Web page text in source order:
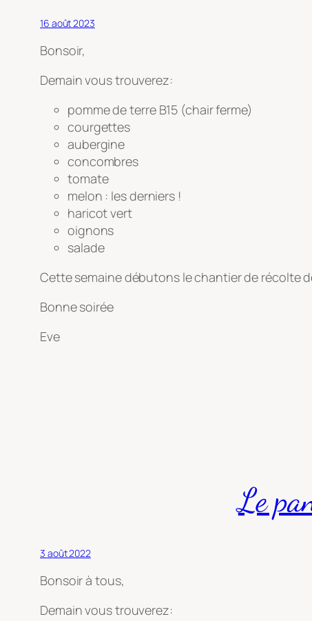
16 août 2023
Bonsoir,
Demain vous trouverez:
pomme de terre B15 (chair ferme)
courgettes
aubergine
concombres
tomate
melon : les derniers !
haricot vert
oignons
salade
Cette semaine débutons le chantier de récolte
Bonne soirée
Eve
Le
3 août 2022
Bonsoir à tous,
Demain vous trouverez: